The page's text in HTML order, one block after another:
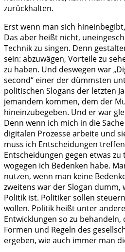
zurückhalten.
Erst wenn man sich
Das aber heißt nicht,
Technik zu singen. Denn
sein: abzuwägen, Vorteile zu
zu haben. Und deswegen war
second“ einer der dümmsten
politischen Slogans der letzten
jemandem kommen, dem der
hineinzubegeben. Und er war
Denn wenn ich mich in die
digitalen Prozesse arbeite und
muss ich Entscheidungen
Entscheidungen gegen etwas zu
wogegen ich Bedenken habe.
nutzen, wenn man keine
zweitens war der Slogan dumm,
Politik ist. Politiker sollen
wollen. Politik heißt unter
Entwicklungen so zu behandeln,
Formen und Regeln des
ergeben, wie auch immer man